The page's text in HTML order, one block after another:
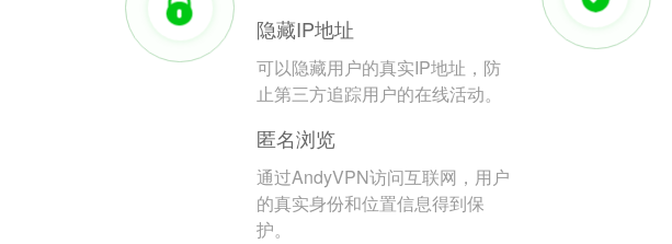
隐藏IP地址
可以隐藏用户的真实IP地址，防
止第三方追踪用户的在线活动。
匿名浏览
通过AndyVPN访问互联网，用户
的真实身份和位置信息得到保
护。